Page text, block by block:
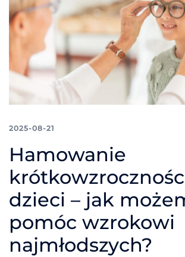
2025-08-21
Hamowanie
dzieci – jak
pomóc wzrokowi
najmłodszych?